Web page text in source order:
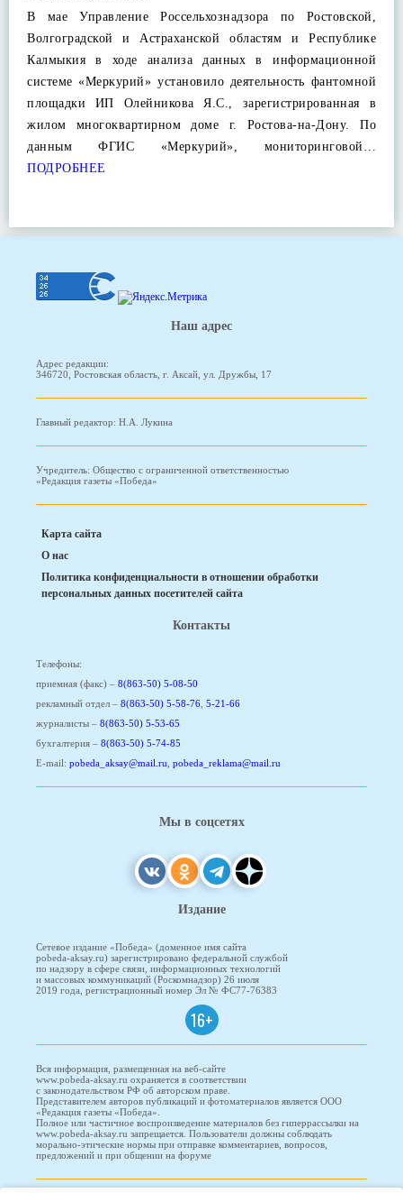
В мае Управление Россельхознадзора по Ростовской,
Волгоградской и Астраханской областям и Республике
Калмыкия в ходе анализа данных в информационной
системе «Меркурий» установило деятельность фантомной
площадки ИП Олейникова Я.С., зарегистрированная в
жилом многоквартирном доме г. Ростова-на-Дону. По
данным ФГИС «Меркурий», мониторинговой…
ПОДРОБНЕЕ
Наш адрес
Адрес редакции:
346720, Ростовская область, г. Аксай, ул. Дружбы, 17
Главный редактор: Н.А. Лукина
Учредитель: Общество с ограниченной ответственностью
«Редакция газеты «Победа»
Карта сайта
О нас
Политика конфиденциальности в отношении обработки
персональных данных посетителей сайта
Контакты
Телефоны:
приемная (факс) – 8(863-50) 5-08-50
рекламный отдел – 8(863-50) 5-58-76 5-21-66
журналисты – 8(863-50) 5-53-65
бухгалтерия – 8(863-50) 5-74-85
E-mail: pobeda_aksay@mail.ru pobeda_reklama@mail.ru
Мы в соцсетях
Издание
Сетевое издание «Победа» (доменное имя сайта
pobeda-aksay.ru) зарегистрировано федеральной службой
по надзору в сфере связи, информационных технологий
и массовых коммуникаций (Роскомнадзор) 26 июля
2019 года, регистрационный номер Эл № ФС77-76383
16+
Вся информация, размещенная на веб-сайте
www.pobeda-aksay.ru охраняется в соответствии
с законодательством РФ об авторском праве.
Представителем авторов публикаций и фотоматериалов является ООО
«Редакция газеты «Победа».
Полное или частичное воспроизведение материалов без гиперрассылки на
www.pobeda-aksay.ru запрещается. Пользователи должны соблюдать
морально-этические нормы при отправке комментариев, вопросов,
предложений и при общении на форуме